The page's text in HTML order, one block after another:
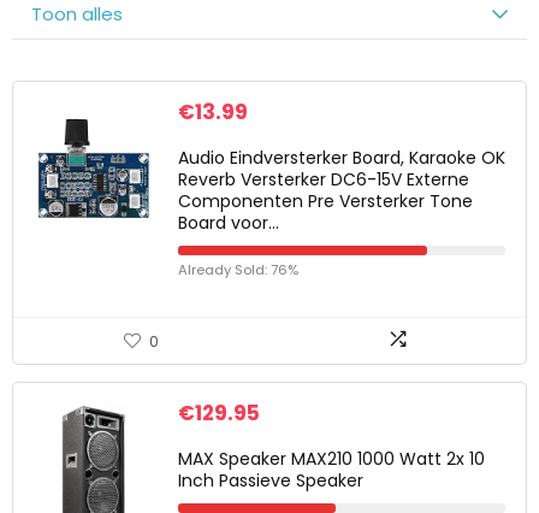
Toon alles
€13.99
Audio Eindversterker Board, Karaoke OK
Reverb Versterker DC6-15V Externe
Componenten Pre Versterker Tone
Board voor…
Already Sold: 76%
0
€129.95
MAX Speaker MAX210 1000 Watt 2x 10
Inch Passieve Speaker